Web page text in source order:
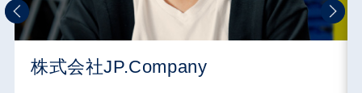
株式会社JP.Company